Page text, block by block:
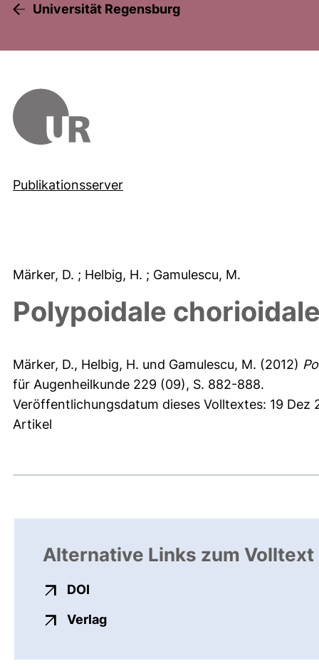
Universität Regensburg
Publikationsserver
Märker, D. ; Helbig, H. ; Gamulescu, M.
Polypoidale
Märker, D., Helbig, H. und Gamulescu, M. (2012)
für Augenheilkunde 229 (09), S. 882-888.
Veröffentlichungsdatum dieses Volltextes: 19 Dez
Artikel
Alternative Links zum Volltext
DOI
Verlagexterner Link, öffnet neues